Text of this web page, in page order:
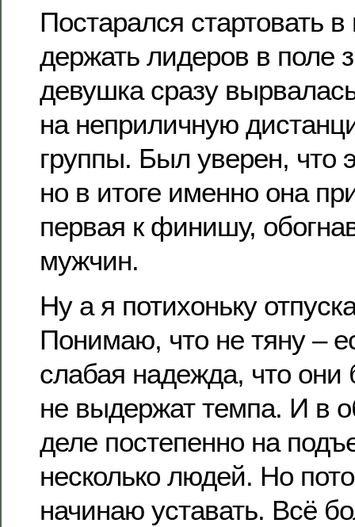
Постарался стартовать
держать лидеров в поле
девушка сразу
на неприличную
группы. Был уверен, что
но в итоге именно она
первая к финишу,
мужчин.
Ну а я потихоньку
Понимаю, что не тяну –
слабая надежда, что они
не выдержат темпа. И в
деле постепенно на
несколько людей. Но
начинаю уставать. Всё